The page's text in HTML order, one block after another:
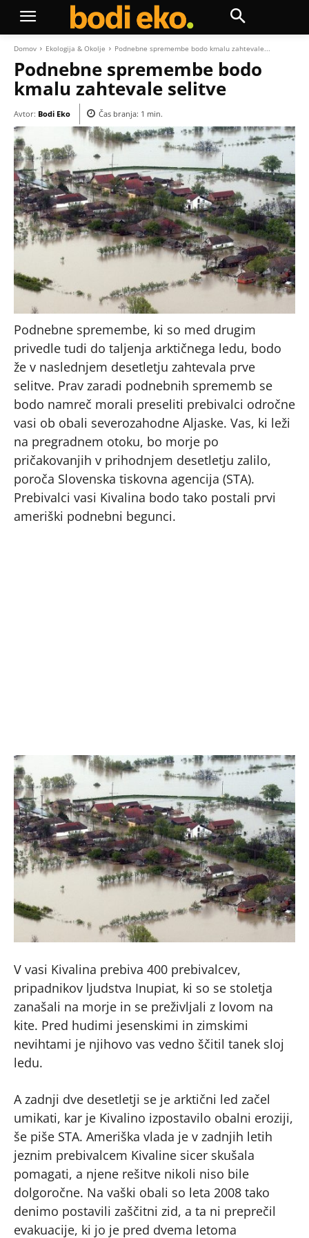
Domov Ekologija & Okolje Podnebne spremembe bodo kmalu zahtevale...
Podnebne spremembe bodo
kmalu zahtevale selitve
Avtor: Bodi Eko Čas branja: 1 min.
Podnebne spremembe, ki so med drugim
privedle tudi do taljenja arktičnega ledu, bodo
že v naslednjem desetletju zahtevala prve
selitve. Prav zaradi podnebnih sprememb se
bodo namreč morali preseliti prebivalci odročne
vasi ob obali severozahodne Aljaske. Vas, ki leži
na pregradnem otoku, bo morje po
pričakovanjih v prihodnjem desetletju zalilo,
poroča Slovenska tiskovna agencija (STA).
Prebivalci vasi Kivalina bodo tako postali prvi
ameriški podnebni begunci.
V vasi Kivalina prebiva 400 prebivalcev,
pripadnikov ljudstva Inupiat, ki so se stoletja
zanašali na morje in se preživljali z lovom na
kite. Pred hudimi jesenskimi in zimskimi
nevihtami je njihovo vas vedno ščitil tanek sloj
ledu.
A zadnji dve desetletji se je arktični led začel
umikati, kar je Kivalino izpostavilo obalni eroziji,
še piše STA. Ameriška vlada je v zadnjih letih
jeznim prebivalcem Kivaline sicer skušala
pomagati, a njene rešitve nikoli niso bile
dolgoročne. Na vaški obali so leta 2008 tako
denimo postavili zaščitni zid, a ta ni preprečil
evakuacije, ki jo je pred dvema letoma